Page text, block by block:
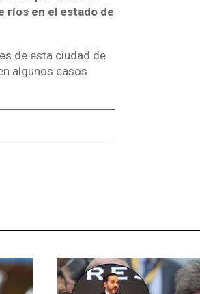
ríos en el estado de
de esta ciudad de
algunos casos